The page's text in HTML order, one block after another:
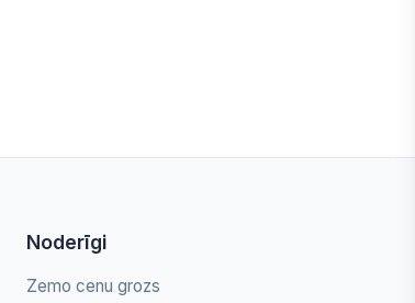
Noderīgi
Zemo cenu grozs